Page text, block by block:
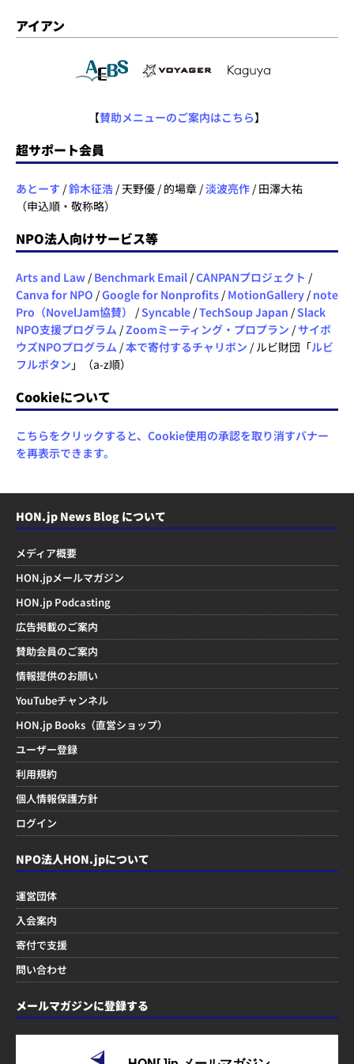
アイアン
【賛助メニューのご案内はこちら】
超サポート会員
あとーす /鈴木征浩 / 天野優 / 的場章 /淡波亮作 / 田澤大祐
（申込順・敬称略）
NPO法人向けサービス等
Arts and Law / Benchmark Email /CANPANプロジェクト /
Canva for NPO /Google for Nonprofits / MotionGallery / note
Pro（NovelJam協賛）
/Syncable /TechSoup Japan /Slack
NPO支援プログラム /Zoomミーティング・プロプラン /サイボ
ウズNPOプログラム /本で寄付するチャリボン / ルビ財団「ルビ
フルボタン 」（a-z順）
Cookieについて
こちらをクリックすると、Cookie使用の承認を取り消すバナー
を再表示できます。
HON.jp News Blog について
メディア概要
HON.jpメールマガジン
HON.jp Podcasting
広告掲載のご案内
賛助会員のご案内
情報提供のお願い
YouTubeチャンネル
HON.jp Books（直営ショップ）
ユーザー登録
利用規約
個人情報保護方針
ログイン
NPO法人HON.jpについて
運営団体
入会案内
寄付で支援
問い合わせ
メールマガジンに登録する